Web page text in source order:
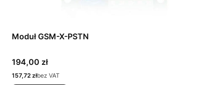
Moduł GSM-X-PSTN
Cena
194,00 zł
Cena
157,72 złbez VAT